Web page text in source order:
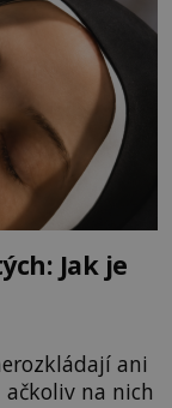
úřad
Jak je
ani
na nich